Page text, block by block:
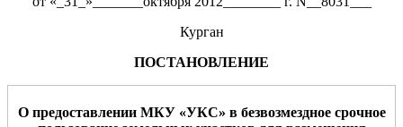
Курган
ПОСТАНОВЛЕНИЕ
О предоставлении МКУ «УКС» в безвозмездное срочное